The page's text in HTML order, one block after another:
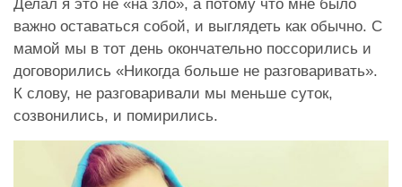
Делал я это не «на зло», а потому что мне было
важно оставаться собой, и выглядеть как обычно. С
мамой мы в тот день окончательно поссорились и
договорились «Никогда больше не разговаривать».
К слову, не разговаривали мы меньше суток,
созвонились, и помирились.